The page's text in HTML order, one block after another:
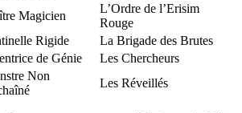
Magicien
L’Ordre de l’Erisim
Rouge
Rigide
La Brigade des Brutes
de Génie
Les Chercheurs
Non
Les Réveillés